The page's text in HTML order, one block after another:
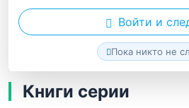
Войти и
Пока никто не
Книги серии